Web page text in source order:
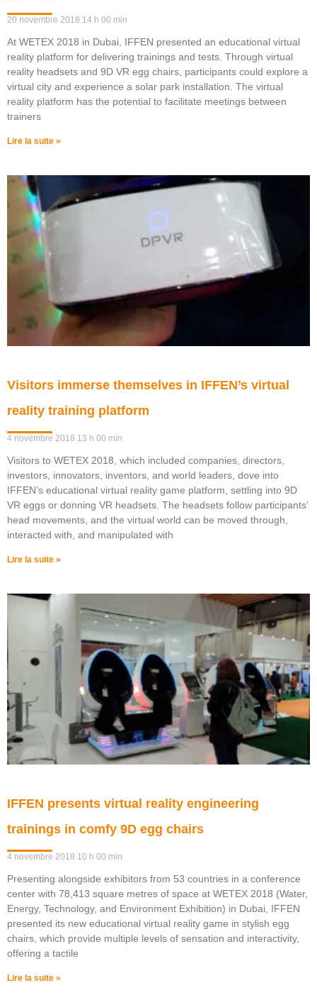
20 novembre 2018 14 h 00 min
At WETEX 2018 in Dubai, IFFEN presented an educational virtual
reality platform for delivering trainings and tests. Through virtual
reality headsets and 9D VR egg chairs, participants could explore a
virtual city and experience a solar park installation. The virtual
reality platform has the potential to facilitate meetings between
trainers
Lire la suite »
Visitors immerse themselves in IFFEN’s virtual
reality training platform
4 novembre 2018 13 h 00 min
Visitors to WETEX 2018, which included companies, directors,
investors, innovators, inventors, and world leaders, dove into
IFFEN’s educational virtual reality game platform, settling into 9D
VR eggs or donning VR headsets. The headsets follow participants’
head movements, and the virtual world can be moved through,
interacted with, and manipulated with
Lire la suite »
IFFEN presents virtual reality engineering
trainings in comfy 9D egg chairs
4 novembre 2018 10 h 00 min
Presenting alongside exhibitors from 53 countries in a conference
center with 78,413 square metres of space at WETEX 2018 (Water,
Energy, Technology, and Environment Exhibition) in Dubai, IFFEN
presented its new educational virtual reality game in stylish egg
chairs, which provide multiple levels of sensation and interactivity,
offering a tactile
Lire la suite »